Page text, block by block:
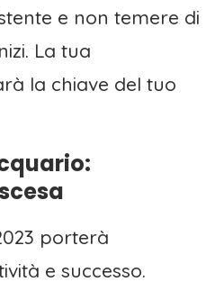
e non temere di
La tua
la chiave del tuo
porterà
e successo.